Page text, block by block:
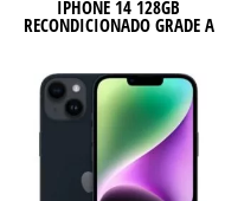
IPHONE 14 128GB
RECONDICIONADO GRADE A